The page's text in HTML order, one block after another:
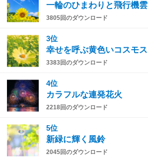
一輪のひまわりと飛行機雲
3805回のダウンロード
3位
幸せを呼ぶ黄色いコスモス
3383回のダウンロード
4位
カラフルな連発花火
2218回のダウンロード
5位
新緑に輝く風鈴
2045回のダウンロード